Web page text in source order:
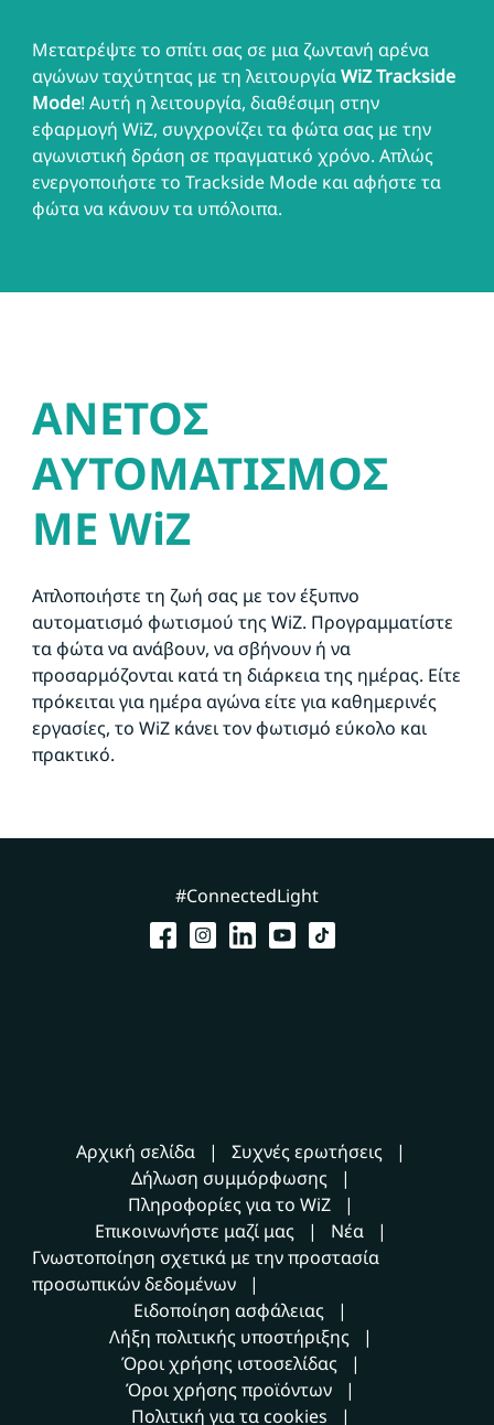
Μετατρέψτε το σπίτι σας σε μια ζωντανή αρένα
αγώνων ταχύτητας με τη λειτουργίαWiZ Trackside
Mode! Αυτή η λειτουργία, διαθέσιμη στην
εφαρμογή WiZ, συγχρονίζει τα φώτα σας με την
αγωνιστική δράση σε πραγματικό χρόνο. Απλώς
ενεργοποιήστε το Trackside Mode και αφήστε τα
φώτα να κάνουν τα υπόλοιπα.
ΑΝΕΤΟΣ
ΑΥΤΟΜΑΤΙΣΜΟΣ
ΜΕ WiZ
Απλοποιήστε τη ζωή σας με τον έξυπνο
αυτοματισμό φωτισμού της WiZ. Προγραμματίστε
τα φώτα να ανάβουν, να σβήνουν ή να
προσαρμόζονται κατά τη διάρκεια της ημέρας. Είτε
πρόκειται για ημέρα αγώνα είτε για καθημερινές
εργασίες, το WiZ κάνει τον φωτισμό εύκολο και
πρακτικό.
#ConnectedLight
Αρχική σελίδα
Συχνές ερωτήσεις
Δήλωση συμμόρφωσης
Πληροφορίες για το WiZ
Επικοινωνήστε μαζί μας
Νέα
Γνωστοποίηση σχετικά με την προστασία
προσωπικών δεδομένων
Ειδοποίηση ασφάλειας
Λήξη πολιτικής υποστήριξης
Όροι χρήσης ιστοσελίδας
Όροι χρήσης προϊόντων
Πολιτική για τα cookies